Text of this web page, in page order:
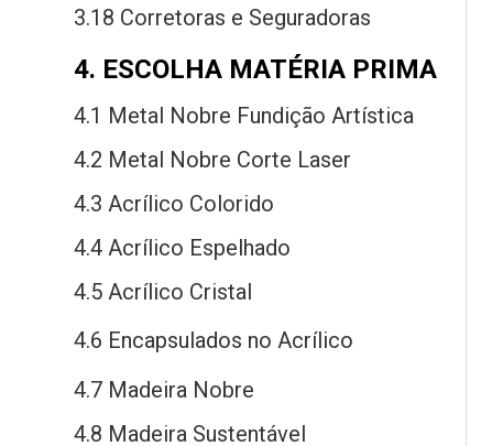
3.18 Corretoras e Seguradoras
4. ESCOLHA MATÉRIA PRIMA
4.1 Metal Nobre Fundição Artística
4.2 Metal Nobre Corte Laser
4.3 Acrílico Colorido
4.4 Acrílico Espelhado
4.5 Acrílico Cristal
4.6 Encapsulados no Acrílico
4.7 Madeira Nobre
4.8 Madeira Sustentável